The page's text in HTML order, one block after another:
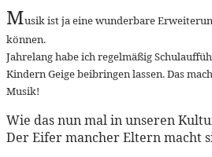
Musik ist ja eine wunderbare
können.
Jahrelang habe ich regelmäßig
Kindern Geige beibringen lassen. Das
Musik!
Wie das nun mal in unseren
Der Eifer mancher Eltern macht